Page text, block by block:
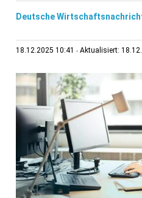
Deutsche
18.12.2025 10:41 Aktualisiert: